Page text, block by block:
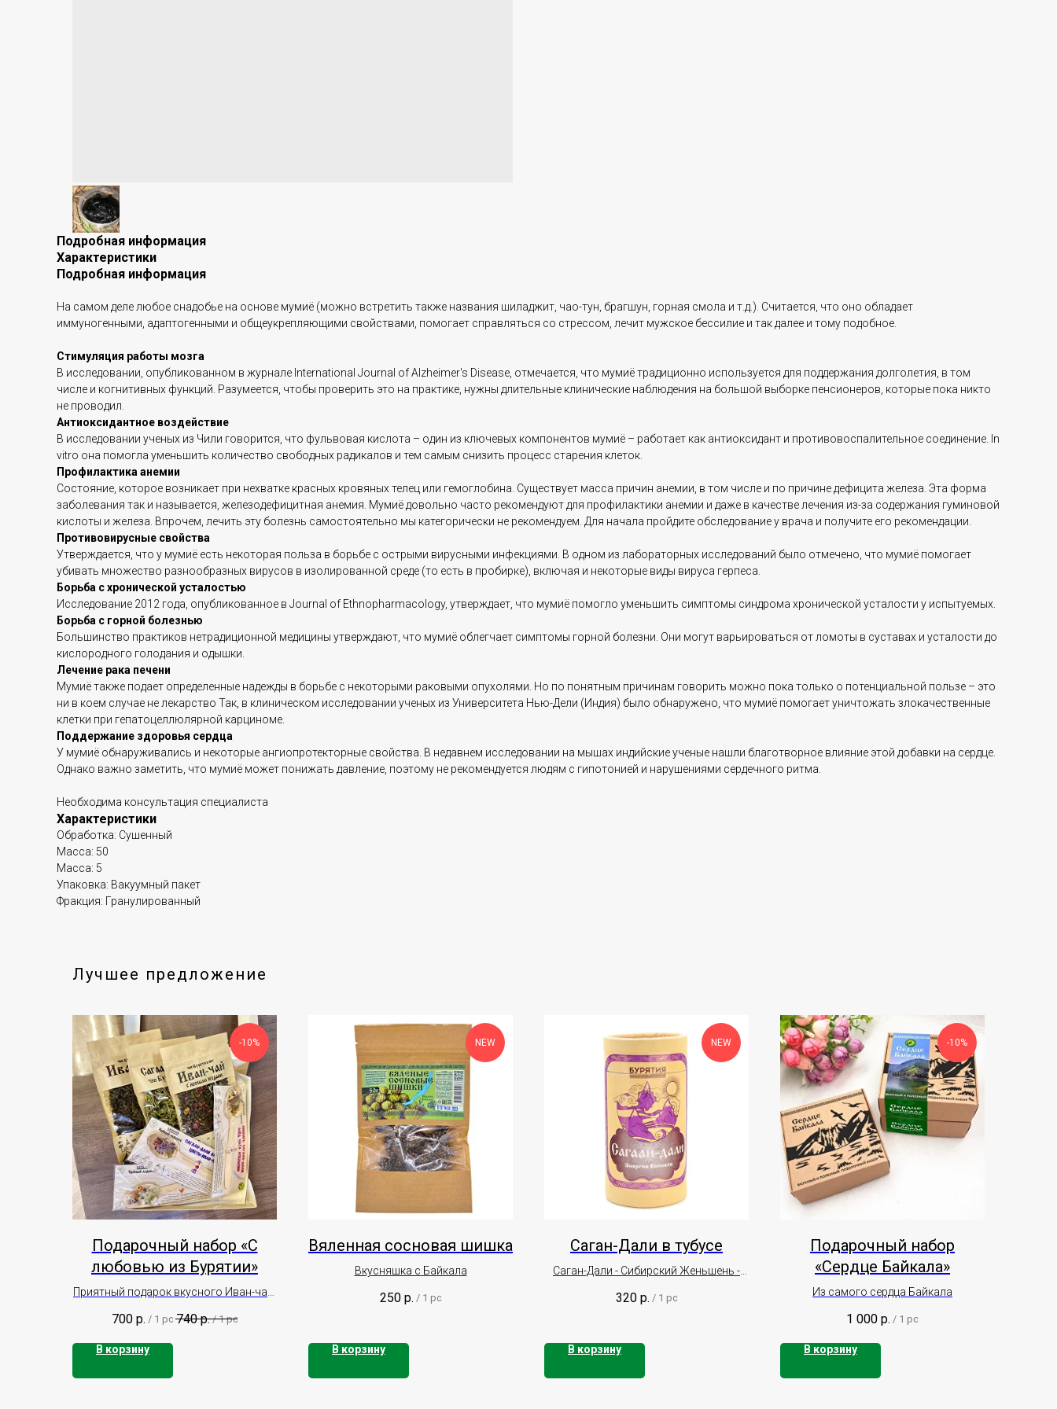
Подробная информация
Характеристики
Подробная информация
На самом деле любое снадобье на основе мумиё (можно встретить также названия шиладжит, чао-тун, брагшун, горная смола и т.д.). Считается, что оно обладает
иммуногенными, адаптогенными и общеукрепляющими свойствами, помогает справляться со стрессом, лечит мужское бессилие и так далее и тому подобное.
Стимуляция работы мозга
В исследовании, опубликованном в журнале International Journal of Alzheimer's Disease, отмечается, что мумиё традиционно используется для поддержания долголетия, в том
числе и когнитивных функций. Разумеется, чтобы проверить это на практике, нужны длительные клинические наблюдения на большой выборке пенсионеров, которые пока никто
не проводил.
Антиоксидантное воздействие
В исследовании ученых из Чили говорится, что фульвовая кислота – один из ключевых компонентов мумиё – работает как антиоксидант и противовоспалительное соединение. In
vitro она помогла уменьшить количество свободных радикалов и тем самым снизить процесс старения клеток.
Профилактика анемии
Состояние, которое возникает при нехватке красных кровяных телец или гемоглобина. Существует масса причин анемии, в том числе и по причине дефицита железа. Эта форма
заболевания так и называется, железодефицитная анемия. Мумиё довольно часто рекомендуют для профилактики анемии и даже в качестве лечения из-за содержания гуминовой
кислоты и железа. Впрочем, лечить эту болезнь самостоятельно мы категорически не рекомендуем. Для начала пройдите обследование у врача и получите его рекомендации.
Противовирусные свойства
Утверждается, что у мумиё есть некоторая польза в борьбе с острыми вирусными инфекциями. В одном из лабораторных исследований было отмечено, что мумиё помогает
убивать множество разнообразных вирусов в изолированной среде (то есть в пробирке), включая и некоторые виды вируса герпеса.
Борьба с хронической усталостью
Исследование 2012 года, опубликованное в Journal of Ethnopharmacology, утверждает, что мумиё помогло уменьшить симптомы синдрома хронической усталости у испытуемых.
Борьба с горной болезнью
Большинство практиков нетрадиционной медицины утверждают, что мумиё облегчает симптомы горной болезни. Они могут варьироваться от ломоты в суставах и усталости до
кислородного голодания и одышки.
Лечение рака печени
Мумиё также подает определенные надежды в борьбе с некоторыми раковыми опухолями. Но по понятным причинам говорить можно пока только о потенциальной пользе – это
ни в коем случае не лекарство Так, в клиническом исследовании ученых из Университета Нью-Дели (Индия) было обнаружено, что мумиё помогает уничтожать злокачественные
клетки при гепатоцеллюлярной карциноме.
Поддержание здоровья сердца
У мумиё обнаруживались и некоторые ангиопротекторные свойства. В недавнем исследовании на мышах индийские ученые нашли благотворное влияние этой добавки на сердце.
Однако важно заметить, что мумиё может понижать давление, поэтому не рекомендуется людям с гипотонией и нарушениями сердечного ритма.
Необходима консультация специалиста
Характеристики
Обработка: Сушенный
Масса: 50
Масса: 5
Упаковка: Вакуумный пакет
Фракция: Гранулированный
Лучшее предложение
-10%
Подарочный набор «С
любовью из Бурятии»
Приятный подарок вкусного Иван-чая,
700 р. / 1 pc 740 р. / 1 pc
В корзину
NEW
Вяленная сосновая шишка
Вкусняшка с Байкала
250 р. / 1 pc
В корзину
NEW
Саган-Дали в тубусе
Саган-Дали - Сибирский Женьшень -
320 р. / 1 pc
В корзину
-10%
Подарочный набор
«Сердце Байкала»
Из самого сердца Байкала
1 000 р. / 1 pc
В корзину